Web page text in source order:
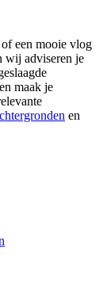
een mooie vlog
wij adviseren je
maak je
en